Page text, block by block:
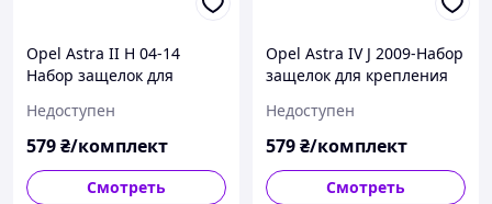
Opel Astra II H 04-14
Набор защелок для
двигателя 24шт.
комплектект, арт. DA-
Недоступен
579₴/комплект
Смотреть
Opel Astra IV J 2009-Набор
защелок для крепления
комплектект, арт. DA-
15331
Недоступен
579₴/комплект
Смотреть